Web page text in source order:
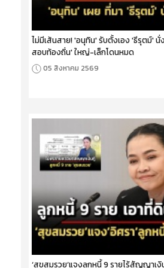
ไม่มีเส้นสาย! 'อนุทิน' รับตั้งเอง 'ธีรุตม์'
สอบท้องถิ่น' ใหญ่-เล็กโดนหมด
05 สิงหาคม 2569
‘สุขสมรวย’แจงลูกหนี้ 9 รายไร้สัญญาเงิน